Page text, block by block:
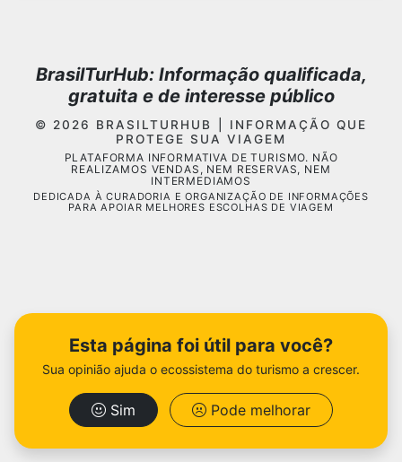
BrasilTurHub: Informação qualificada,
gratuita e de interesse público
© 2026 BRASILTURHUB | INFORMAÇÃO QUE
PROTEGE SUA VIAGEM
PLATAFORMA INFORMATIVA DE TURISMO. NÃO
REALIZAMOS VENDAS, NEM RESERVAS, NEM
INTERMEDIAMOS
DEDICADA À CURADORIA E ORGANIZAÇÃO DE INFORMAÇÕES
PARA APOIAR MELHORES ESCOLHAS DE VIAGEM
Esta página foi útil para você?
Sua opinião ajuda o ecossistema do turismo a crescer.
Sim Pode melhorar